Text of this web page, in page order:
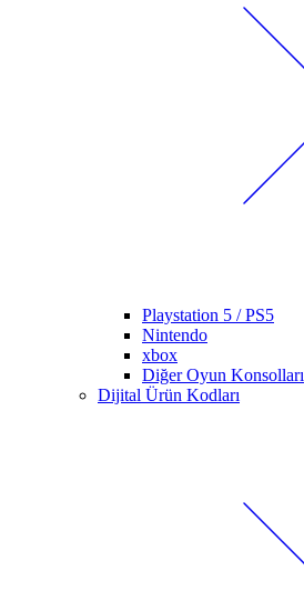
Playstation 5 / PS5
Nintendo
xbox
Diğer Oyun Konsolları
Dijital Ürün Kodları